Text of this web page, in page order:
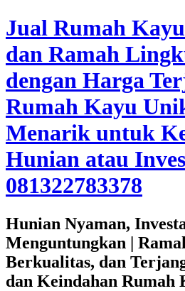
Jual Rumah
dan Ramah
dengan Harga
Rumah Kayu
Menarik untuk
Hunian atau
081322783378
Hunian Nyaman,
Menguntungkan |
Berkualitas, dan
dan Keindahan Rumah